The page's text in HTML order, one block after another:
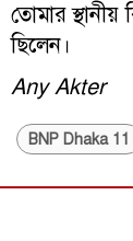
তোমার
ছিলেন।
Any Akter
BNP Dhaka 11